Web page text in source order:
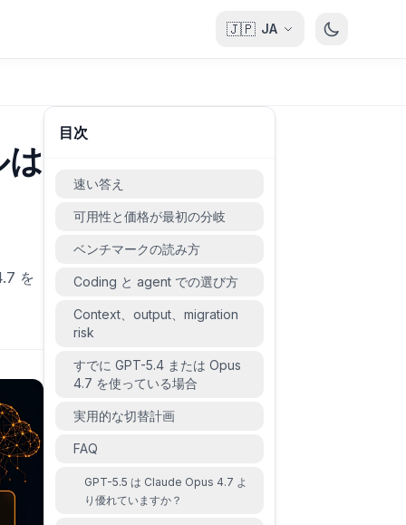
🇯🇵 JA
を
目次
速い答え
可用性と価格が最初の分岐
ベンチマークの読み方
Coding と agent での選び方
Context、output、migration
risk
すでに GPT-5.4 または Opus
4.7 を使っている場合
実用的な切替計画
FAQ
GPT-5.5 は Claude Opus 4.7 よ
り優れていますか？